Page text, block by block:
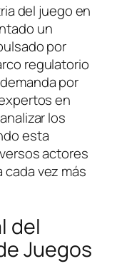
del juego en
un
por
regulatorio
por
en
los
esta
actores
vez más
del
Juegos